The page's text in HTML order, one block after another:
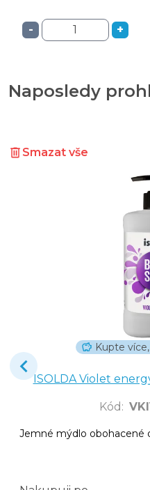
- +
Naposledy
Smazat vše
Kupte
ISOLDA Violet
Kód :
Jemné mýdlo obohacené